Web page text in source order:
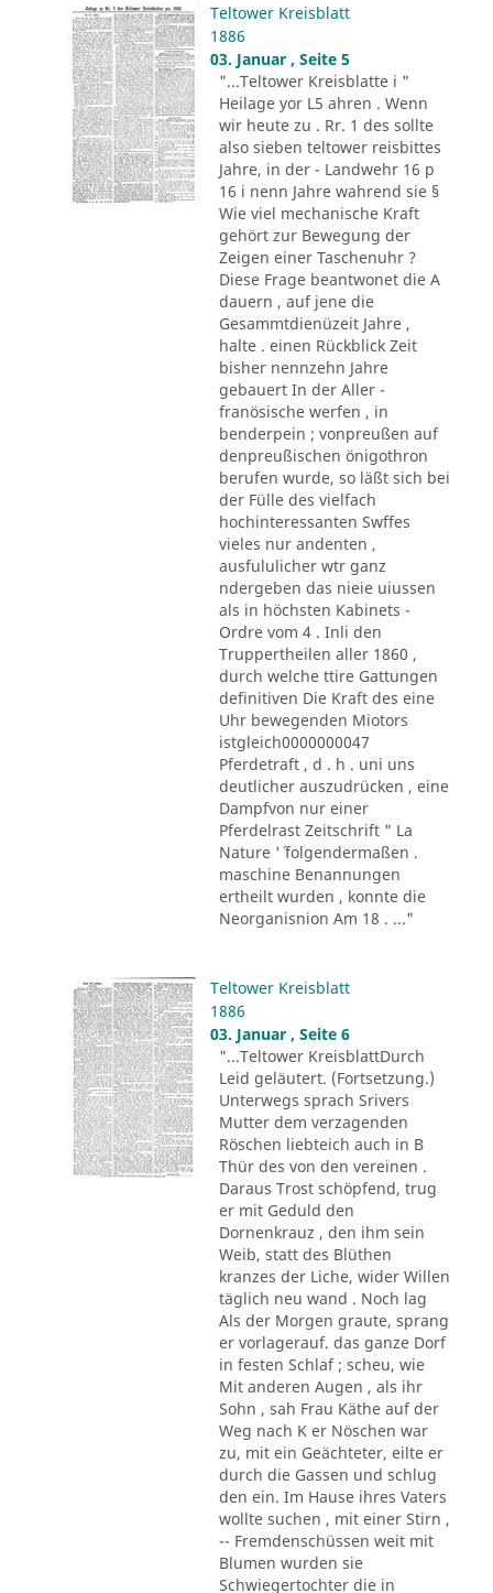
Teltower Kreisblatt
1886
03. Januar , Seite 5
"...Teltower Kreisblatte i "
Heilage yor L5 ahren . Wenn
wir heute zu . Rr. 1 des sollte
also sieben teltower reisbittes
Jahre, in der - Landwehr 16 p
16 i nenn Jahre wahrend sie §
Wie viel mechanische Kraft
gehört zur Bewegung der
Zeigen einer Taschenuhr ?
Diese Frage beantwonet die A
dauern , auf jene die
Gesammtdienüzeit Jahre ,
halte . einen Rückblick Zeit
bisher nennzehn Jahre
gebauert In der Aller -
franösische werfen , in
benderpein ; vonpreußen auf
denpreußischen önigothron
berufen wurde, so läßt sich bei
der Fülle des vielfach
hochinteressanten Swffes
vieles nur andenten ,
ausfululicher wtr ganz
ndergeben das nieie uiussen
als in höchsten Kabinets -
Ordre vom 4 . Inli den
Truppertheilen aller 1860 ,
durch welche ttire Gattungen
definitiven Die Kraft des eine
Uhr bewegenden Miotors
istgleich0000000047
Pferdetraft , d . h . uni uns
deutlicher auszudrücken , eine
Dampfvon nur einer
Pferdelrast Zeitschrift " La
Nature '´ folgendermaßen .
maschine Benannungen
ertheilt wurden , konnte die
Neorganisnion Am 18 . ..."
Teltower Kreisblatt
1886
03. Januar , Seite 6
"...Teltower KreisblattDurch
Leid geläutert. (Fortsetzung.)
Unterwegs sprach Srivers
Mutter dem verzagenden
Röschen liebteich auch in B
Thür des von den vereinen .
Daraus Trost schöpfend, trug
er mit Geduld den
Dornenkrauz , den ihm sein
Weib, statt des Blüthen
kranzes der Liche, wider Willen
täglich neu wand . Noch lag
Als der Morgen graute, sprang
er vorlagerauf. das ganze Dorf
in festen Schlaf ; scheu, wie
Mit anderen Augen , als ihr
Sohn , sah Frau Käthe auf der
Weg nach K er Nöschen war
zu, mit ein Geächteter, eilte er
durch die Gassen und schlug
den ein. Im Hause ihres Vaters
wollte suchen , mit einer Stirn ,
-- Fremdenschüssen weit mit
Blumen wurden sie
Schwiegertochter die in